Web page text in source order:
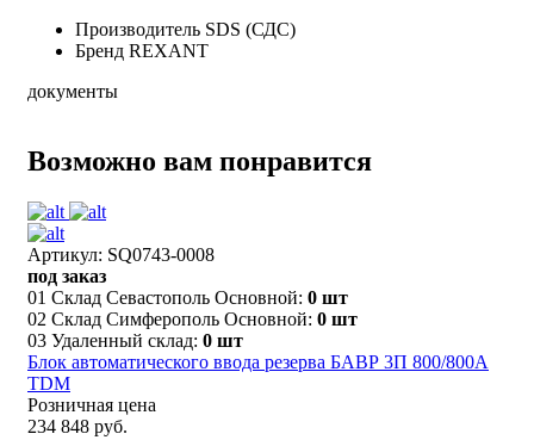
Производитель SDS (СДС)
Бренд REXANT
документы
Возможно вам понравится
Артикул: SQ0743-0008
под заказ
01 Склад Севастополь Основной: 0 шт
02 Склад Симферополь Основной: 0 шт
03 Удаленный склад: 0 шт
Блок автоматического ввода резерва БАВР 3П 800/800А
TDM
Розничная цена
234 848 руб.